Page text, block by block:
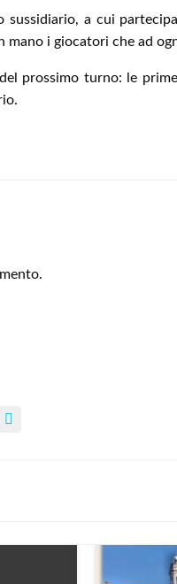
sussidiario, a cui
mano i giocatori che ad
prossimo turno: le